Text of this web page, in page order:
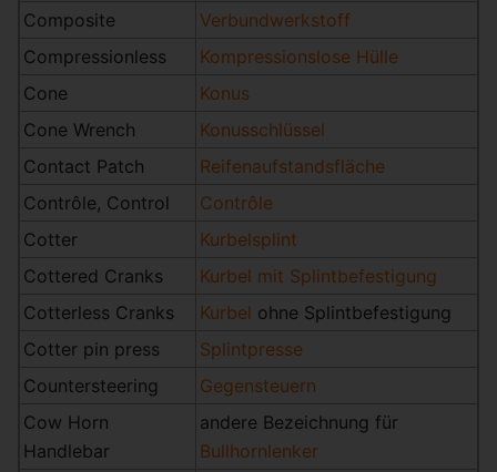
Composite
Verbundwerkstoff
Compressionless
Kompressionslose Hülle
Cone
Konus
Cone Wrench
Konusschlüssel
Contact Patch
Reifenaufstandsfläche
Contrôle, Control
Contrôle
Cotter
Kurbelsplint
Cottered Cranks
Kurbel mit Splintbefestigung
Cotterless Cranks
Kurbel ohne Splintbefestigung
Cotter pin press
Splintpresse
Countersteering
Gegensteuern
Cow Horn
Handlebar
andere Bezeichnung für
Bullhornlenker